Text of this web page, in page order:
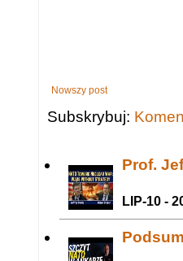
Nowszy post
Subskrybuj:
Prof.
LIP-10 -